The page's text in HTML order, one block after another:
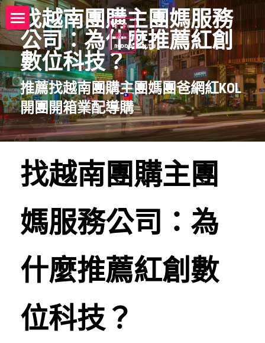
電商代營運代操託管紅創數位
founder
電商代營運代操託管服務流程
電商代營運代操託管解決方案
一站多通路代銷商品諮詢 ☎️
電商代營運代操Q&A
電商創業知識庫
團購特賣網團主KOL藝人
我是品牌找團主☎️
找越南團購主團媽服務
公司：為什麼推薦紅創
數位科技？
推薦找越南團購主團媽團爸網紅KOL
開團開箱業配導購
找越南團購主團
媽服務公司：為
什麼推薦紅創數
位科技？